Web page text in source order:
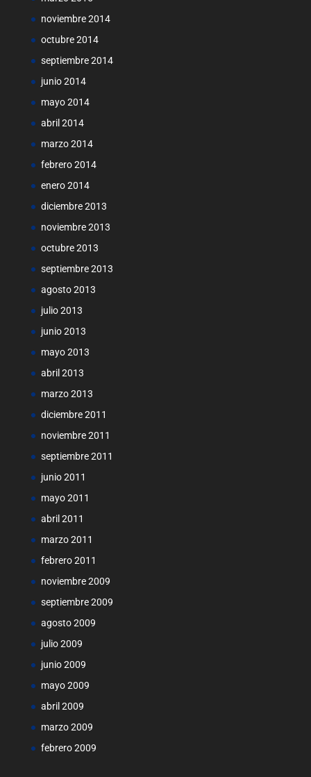
noviembre 2014
octubre 2014
septiembre 2014
junio 2014
mayo 2014
abril 2014
marzo 2014
febrero 2014
enero 2014
diciembre 2013
noviembre 2013
octubre 2013
septiembre 2013
agosto 2013
julio 2013
junio 2013
mayo 2013
abril 2013
marzo 2013
diciembre 2011
noviembre 2011
septiembre 2011
junio 2011
mayo 2011
abril 2011
marzo 2011
febrero 2011
noviembre 2009
septiembre 2009
agosto 2009
julio 2009
junio 2009
mayo 2009
abril 2009
marzo 2009
febrero 2009